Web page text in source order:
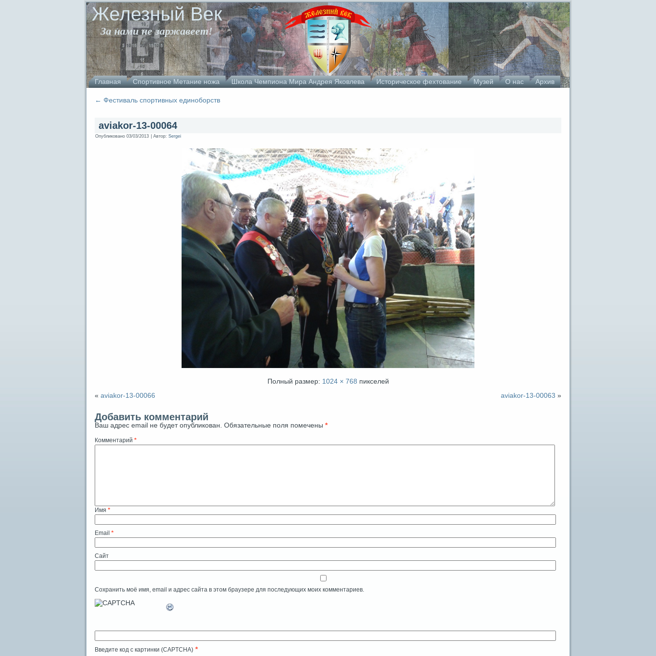
Железный Век
За нами не заржавеет!
Главная Спортивное Метание ножа Школа Чемпиона Мира Андрея Яковлева Историческое фехтование Музей О нас Архив
← Фестиваль спортивных единоборств
aviakor-13-00064
Опубликовано 03/03/2013 Автор: Sergei
Полный размер: 1024 × 768 пикселей
« aviakor-13-00066 aviakor-13-00063 »
Добавить комментарий
Ваш адрес email не будет опубликован. Обязательные поля помечены *
Комментарий *
Имя *
Email *
Сайт
Сохранить моё имя, email и адрес сайта в этом браузере для последующих моих комментариев.
Введите код с картинки (CAPTCHA) *